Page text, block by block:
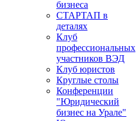
бизнеса
СТАРТАП в
деталях
Клуб
профессиональных
участников ВЭД
Клуб юристов
Круглые столы
Конференции
"Юридический
бизнес на Урале"